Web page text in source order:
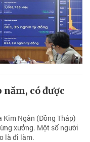
có được
Kim Ngân (Đồng Tháp)
xưởng. Một số người
là đi làm.